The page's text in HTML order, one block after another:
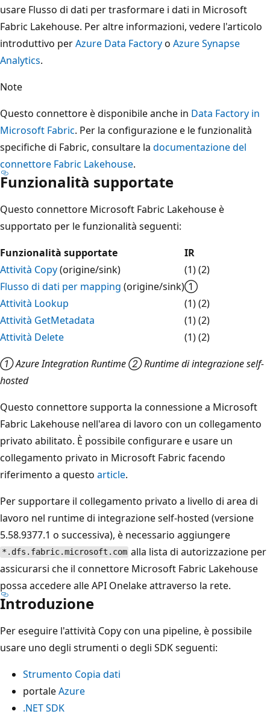
usare Flusso di dati per trasformare i dati in Microsoft
Fabric Lakehouse. Per altre informazioni, vedere l'articolo
introduttivo perAzure Data Factoryo Azure Synapse
Analytics.
Note
Questo connettore è disponibile anche in Data Factory in
Microsoft Fabric. Per la configurazione e le funzionalità
specifiche di Fabric, consultare la documentazione del
connettore Fabric Lakehouse.
Funzionalità supportate
Questo connettore Microsoft Fabric Lakehouse è
supportato per le funzionalità seguenti:
Funzionalità supportate
IR
Attività Copy(origine/sink)
(1) (2)
Flusso di dati per mapping (origine/sink)①
Attività Lookup
(1) (2)
Attività GetMetadata
(1) (2)
Attività Delete
(1) (2)
① Azure Integration Runtime ② Runtime di integrazione self-
hosted
Questo connettore supporta la connessione a Microsoft
Fabric Lakehouse nell'area di lavoro con un collegamento
privato abilitato. È possibile configurare e usare un
collegamento privato in Microsoft Fabric facendo
riferimento a questo article.
Per supportare il collegamento privato a livello di area di
lavoro nel runtime di integrazione self-hosted (versione
5.58.9377.1 o successiva), è necessario aggiungere
*.dfs.fabric.microsoft.com alla lista di autorizzazione per
assicurarsi che il connettore Microsoft Fabric Lakehouse
possa accedere alle API Onelake attraverso la rete.
Introduzione
Per eseguire l'attività Copy con una pipeline, è possibile
usare uno degli strumenti o degli SDK seguenti:
Strumento Copia dati
portaleAzure
.NET SDK